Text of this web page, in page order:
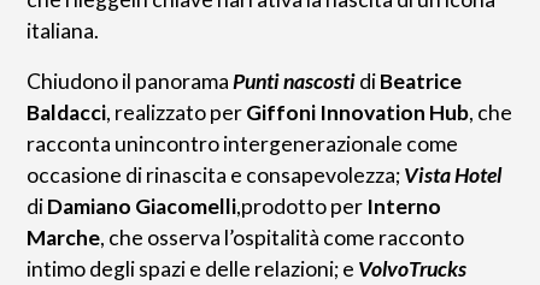
italiana.
Chiudono il panoramaPunti nascostidiBeatrice
Baldacci, realizzato perGiffoni Innovation Hub, che
racconta unincontro intergenerazionale come
occasione di rinascita e consapevolezza;Vista Hotel
diDamiano Giacomelli,prodotto per Interno
Marche, che osserva l’ospitalità come racconto
intimo degli spazi e delle relazioni; e VolvoTrucks